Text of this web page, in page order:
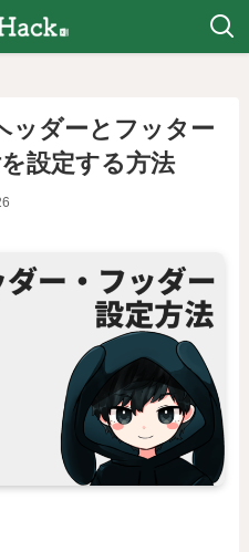
ッダーとフッター
設定する方法